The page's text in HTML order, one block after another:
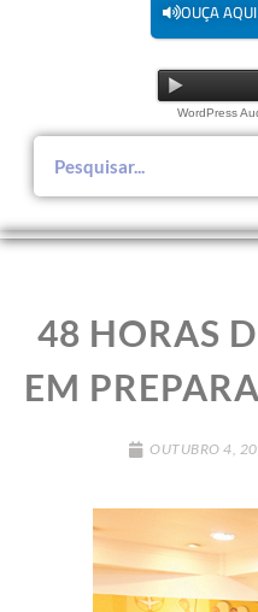
OUÇA
WordPress
48 HORAS
EM
OUTUBRO 4,